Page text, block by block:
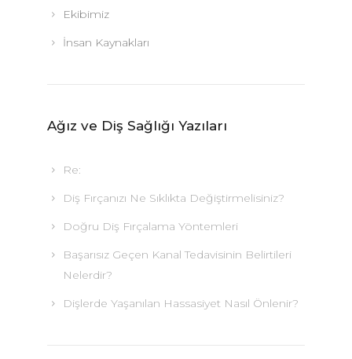
Ekibimiz
İnsan Kaynakları
Ağız ve Diş Sağlığı Yazıları
Re:
Diş Fırçanızı Ne Sıklıkta Değiştirmelisiniz?
Doğru Diş Fırçalama Yöntemleri
Başarısız Geçen Kanal Tedavisinin Belirtileri
Nelerdir?
Dişlerde Yaşanılan Hassasiyet Nasıl Önlenir?